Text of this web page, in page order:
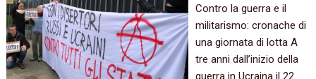
Contro la guerra e il
militarismo: cronache di
una giornata di lotta A
tre anni dall’inizio della
guerra in Ucraina il 22